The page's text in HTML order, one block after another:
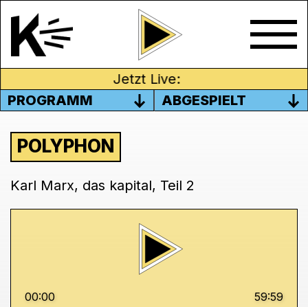
Jetzt Live:
PROGRAMM
ABGESPIELT
POLYPHON
Karl Marx, das kapital, Teil 2
00:00 59:59